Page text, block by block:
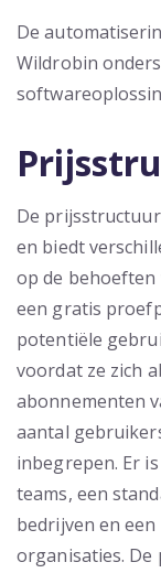
De
Wildrobin
De
en biedt
op de behoeften
een gratis
potentiële
voordat ze zich
abonnementen
aantal
inbegrepen. Er
teams, een
bedrijven en
organisaties.